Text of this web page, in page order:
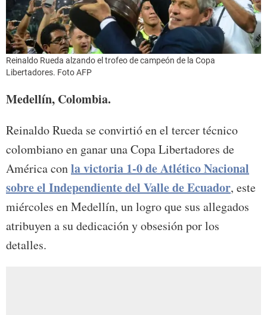
Reinaldo Rueda alzando el trofeo de campeón de la Copa
Libertadores. Foto AFP
Medellín, Colombia.
Reinaldo Rueda se convirtió en el tercer técnico
colombiano en ganar una Copa Libertadores de
América conla victoria 1-0 de Atlético Nacional
sobre el Independiente del Valle de Ecuador, este
miércoles en Medellín, un logro que sus allegados
atribuyen a su dedicación y obsesión por los
detalles.